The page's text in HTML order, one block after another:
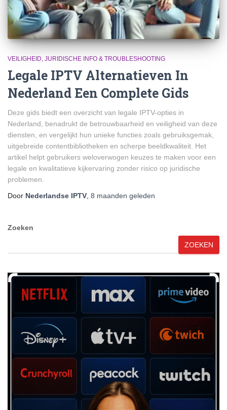
VEILIGHEID, JURIDISCHE INFO & TROUBLESHOOTING
Legale IPTV Alternatieven In
Nederland Een Complete Gids
Deze gids biedt een overzicht van legale IPTV-opties in
Nederland, benadrukt de betrouwbaarheid en veiligheid van deze
diensten, en vergelijkt hun unieke functies zoals gebruiksgemak,
uitgebreide contentbibliotheken en scherpe beeldkwaliteit. Het
artikel helpt gebruikers weloverwogen keuzes te maken voor een
legale en kwalitatieve kijkervaring zonder risico op juridische
problemen.
Door Nederlandse IPTV 8 maanden geleden
Zoeken
ZOEKEN